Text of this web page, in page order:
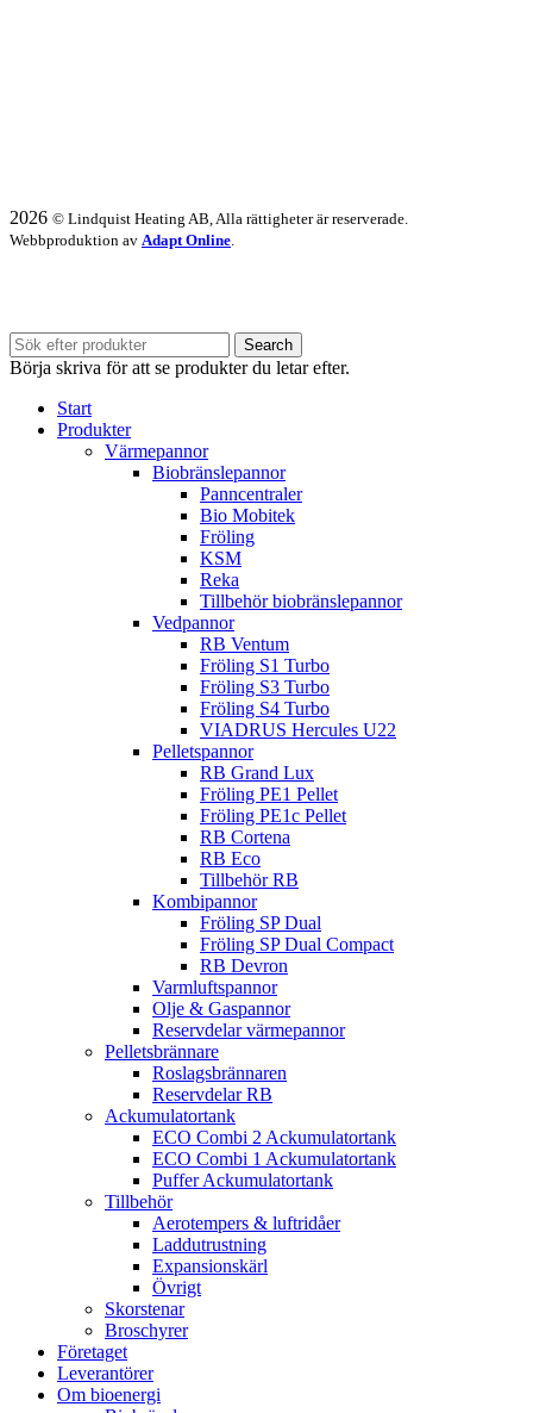
2026 © Lindquist Heating AB, Alla rättigheter är reserverade.
Webbproduktion av Adapt Online.
Search
Börja skriva för att se produkter du letar efter.
Start
Produkter
Värmepannor
Biobränslepannor
Panncentraler
Bio Mobitek
Fröling
KSM
Reka
Tillbehör biobränslepannor
Vedpannor
RB Ventum
Fröling S1 Turbo
Fröling S3 Turbo
Fröling S4 Turbo
VIADRUS Hercules U22
Pelletspannor
RB Grand Lux
Fröling PE1 Pellet
Fröling PE1c Pellet
RB Cortena
RB Eco
Tillbehör RB
Kombipannor
Fröling SP Dual
Fröling SP Dual Compact
RB Devron
Varmluftspannor
Olje & Gaspannor
Reservdelar värmepannor
Pelletsbrännare
Roslagsbrännaren
Reservdelar RB
Ackumulatortank
ECO Combi 2 Ackumulatortank
ECO Combi 1 Ackumulatortank
Puffer Ackumulatortank
Tillbehör
Aerotempers & luftridåer
Laddutrustning
Expansionskärl
Övrigt
Skorstenar
Broschyrer
Företaget
Leverantörer
Om bioenergi